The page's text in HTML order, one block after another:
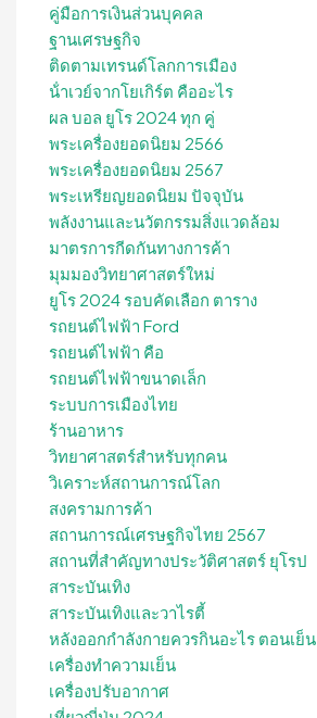
คู่มือการเงินส่วนบุคคล
ฐานเศรษฐกิจ
ติดตามเทรนด์โลกการเมือง
น้ําเวย์จากโยเกิร์ต คืออะไร
ผล บอล ยูโร 2024 ทุก คู่
พระเครื่องยอดนิยม 2566
พระเครื่องยอดนิยม 2567
พระเหรียญยอดนิยม ปัจจุบัน
พลังงานและนวัตกรรมสิ่งแวดล้อม
มาตรการกีดกันทางการค้า
มุมมองวิทยาศาสตร์ใหม่
ยูโร 2024 รอบคัดเลือก ตาราง
รถยนต์ไฟฟ้า Ford
รถยนต์ไฟฟ้า คือ
รถยนต์ไฟฟ้าขนาดเล็ก
ระบบการเมืองไทย
ร้านอาหาร
วิทยาศาสตร์สำหรับทุกคน
วิเคราะห์สถานการณ์โลก
สงครามการค้า
สถานการณ์เศรษฐกิจไทย 2567
สถานที่สําคัญทางประวัติศาสตร์ ยุโรป
สาระบันเทิง
สาระบันเทิงและวาไรตี้
หลังออกกําลังกายควรกินอะไร ตอนเย็น
เครื่องทำความเย็น
เครื่องปรับอากาศ